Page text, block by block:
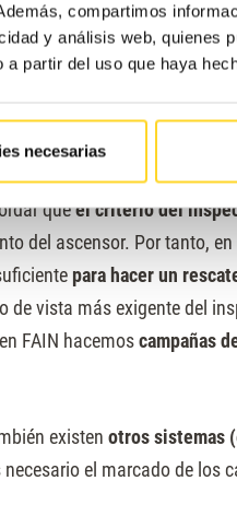
compartimos
y análisis web, quienes
a partir del uso que haya
necesarias
no sean lo
no) constituir un defecto
exigencia del propio
queel criterio del
del ascensor. Por tanto,
para hacer un
de vista más exigente del
FAIN hacemoscampañas
existen otros sistemas
el marcado de los